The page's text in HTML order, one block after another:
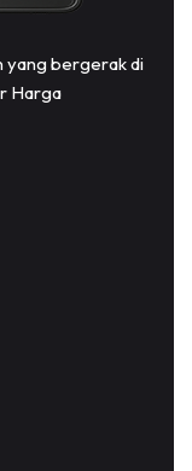
yang bergerak di
Harga